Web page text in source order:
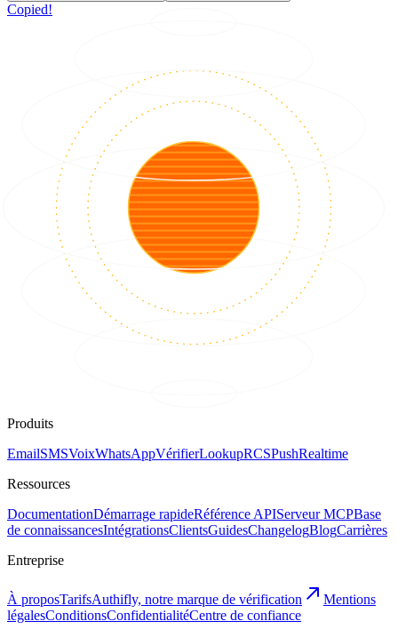
Copied!
Produits
EmailSMSVoixWhatsAppVérifierLookupRCSPushRealtime
Ressources
DocumentationDémarrage rapideRéférence APIServeur MCPBase
de connaissancesIntégrationsClientsGuidesChangelogBlogCarrières
Entreprise
À proposTarifsAuthifly, notre marque de vérification
Mentions
légalesConditionsConfidentialitéCentre de confiance